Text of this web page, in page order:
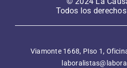
Todos los
Viamonte 1668, PIso 1,